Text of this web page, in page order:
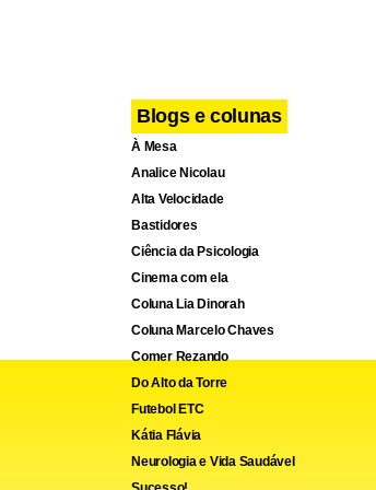
Blogs e colunas
À Mesa
Analice Nicolau
Alta Velocidade
Bastidores
Ciência da Psicologia
Cinema com ela
Coluna Lia Dinorah
Coluna Marcelo Chaves
Comer Rezando
Do Alto da Torre
Futebol ETC
Kátia Flávia
Neurologia e Vida Saudável